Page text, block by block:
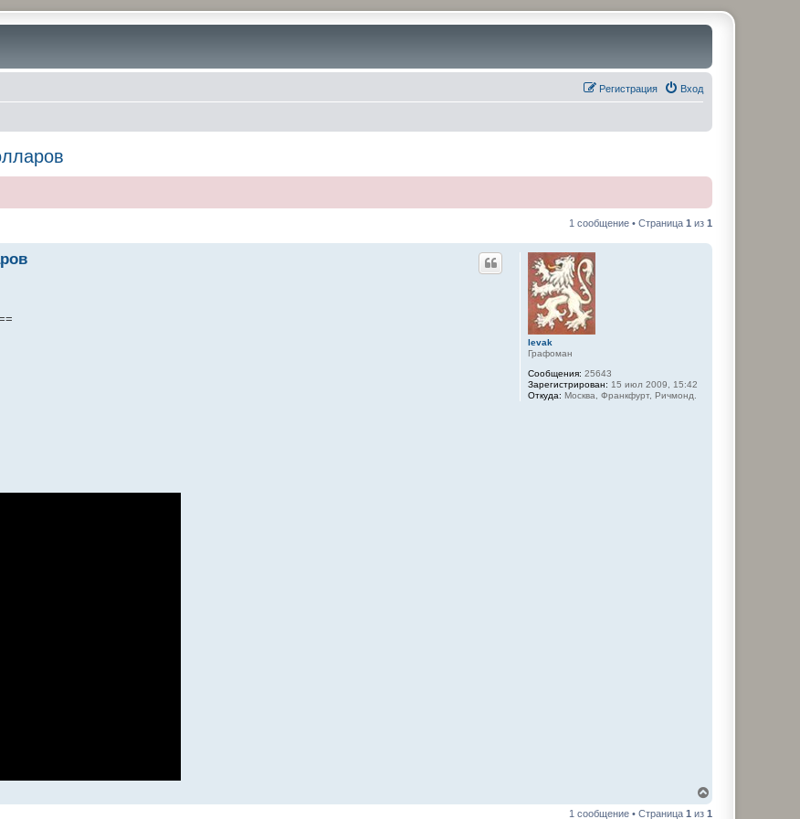
Вход
Регистрация
1 сообщение • Страница 1 из 1
levak
Графоман
Сообщения: 25643
Зарегистрирован: 15 июл 2009, 15:42
Откуда: Москва, Франкфурт, Ричмонд.
1 сообщение • Страница 1 из 1